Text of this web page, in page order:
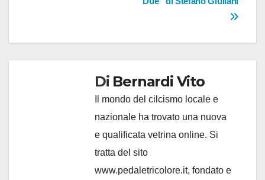
Di Bernardi Vito
Il mondo del cilcismo locale e
nazionale ha trovato una nuova
e qualificata vetrina online. Si
tratta del sito
www.pedaletricolore.it, fondato e